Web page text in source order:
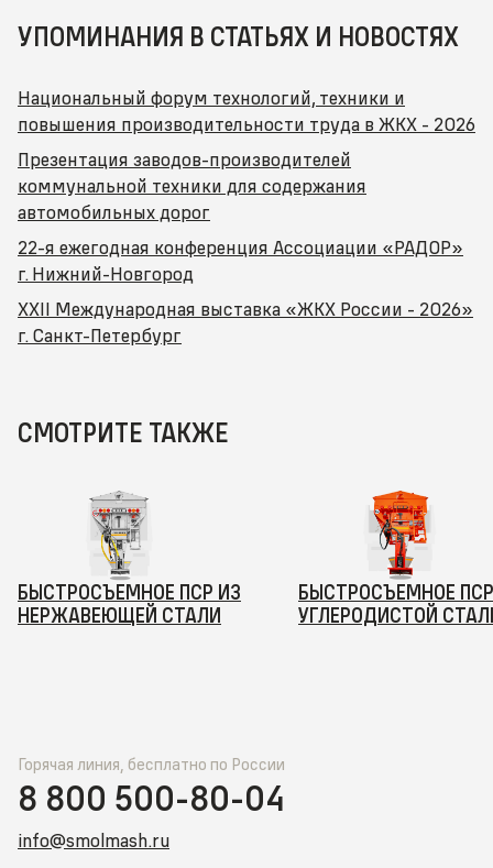
УПОМИНАНИЯ В СТАТЬЯХ И НОВОСТЯХ
Национальный форум технологий, техники и
повышения производительности труда в ЖКХ - 2026
Презентация заводов-производителей
коммунальной техники для содержания
автомобильных дорог
22-я ежегодная конференция Ассоциации «РАДОР»
г. Нижний-Новгород
XXII Международная выставка «ЖКХ России - 2026»
г. Санкт-Петербург
СМОТРИТЕ ТАКЖЕ
БЫСТРОСЪЕМНОЕ ПСР ИЗ
НЕРЖАВЕЮЩЕЙ СТАЛИ
БЫСТРОСЪЕМНОЕ
УГЛЕРОДИСТОЙ
Горячая линия, бесплатно по России
8 800 500-80-04
info@smolmash.ru